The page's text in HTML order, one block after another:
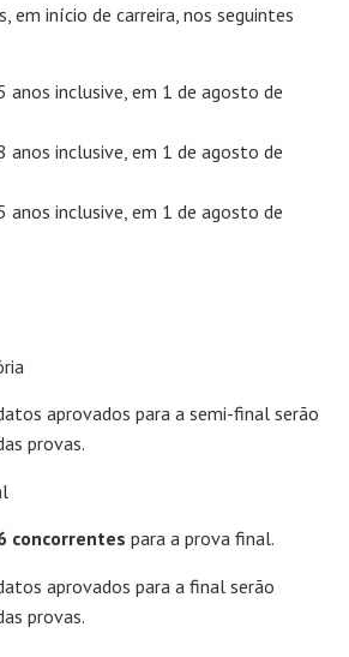
em início de carreira, nos seguintes
anos inclusive, em 1 de agosto de
anos inclusive, em 1 de agosto de
anos inclusive, em 1 de agosto de
aprovados para a semi-final serão
provas.
concorrentes para a prova final.
aprovados para a final serão
provas.